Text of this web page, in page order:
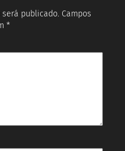
publicado. Campos
*